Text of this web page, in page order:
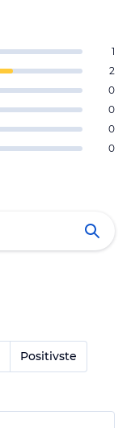
1
2
0
0
0
0
Positivste